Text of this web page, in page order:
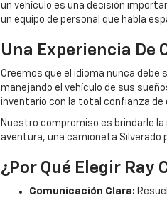
un vehículo es una decisión
un equipo de personal que habla
Una Experiencia De
Creemos que el idioma nunca
manejando el vehículo de sus
inventario con la total confianza
Nuestro compromiso es brindarle
aventura, una camioneta Silverado
¿Por Qué Elegir Ray
Comunicación Clara: